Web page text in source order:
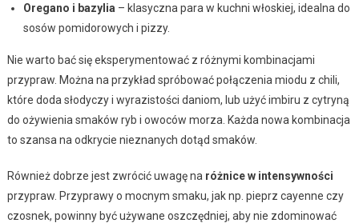
Oregano i bazylia – klasyczna para w kuchni włoskiej, idealna do
sosów pomidorowych i pizzy.
Nie warto bać się eksperymentować z różnymi kombinacjami
przypraw. Można na przykład spróbować połączenia miodu z chili,
które doda słodyczy i wyrazistości daniom, lub użyć imbiru z cytryną
do ożywienia smaków ryb i owoców morza. Każda nowa kombinacja
to szansa na odkrycie nieznanych dotąd smaków.
Również dobrze jest zwrócić uwagę na różnice w intensywności
przypraw. Przyprawy o mocnym smaku, jak np. pieprz cayenne czy
czosnek, powinny być używane oszczędniej, aby nie zdominować